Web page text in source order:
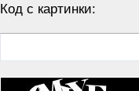
Код с картинки: